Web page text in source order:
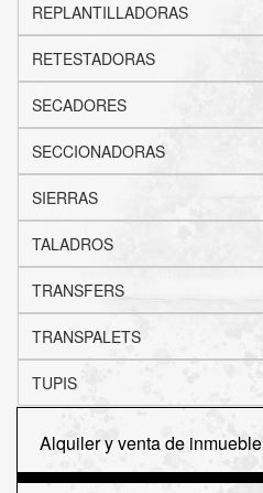
REPLANTILLADORAS
RETESTADORAS
SECADORES
SECCIONADORAS
SIERRAS
TALADROS
TRANSFERS
TRANSPALETS
TUPIS
Alquiler y venta de inmueble